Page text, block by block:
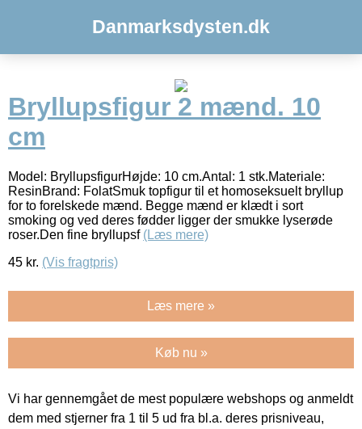
Danmarksdysten.dk
Bryllupsfigur 2 mænd. 10
cm
Model: BryllupsfigurHøjde: 10 cm.Antal: 1 stk.Materiale:
ResinBrand: FolatSmuk topfigur til et homoseksuelt bryllup
for to forelskede mænd. Begge mænd er klædt i sort
smoking og ved deres fødder ligger der smukke lyserøde
roser.Den fine bryllupsf (Læs mere)
45 kr. (Vis fragtpris)
Læs mere »
Køb nu »
Vi har gennemgået de mest populære webshops og anmeldt
dem med stjerner fra 1 til 5 ud fra bl.a. deres prisniveau,